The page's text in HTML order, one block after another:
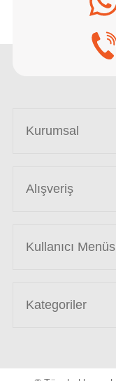
Kurumsal
Alışveriş
Kullanıcı
Kategoriler